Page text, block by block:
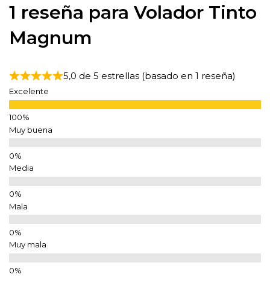
1 reseña para Volador Tinto
Magnum
5,0 de 5 estrellas (basado en 1 reseña)
Excelente
Muy buena
Media
Mala
Muy mala